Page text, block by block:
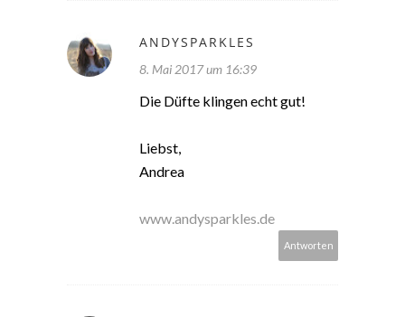
ANDYSPARKLES
8. Mai 2017 um 16:39
Die Düfte klingen echt gut!
Liebst,
Andrea
www.andysparkles.de
Antworten